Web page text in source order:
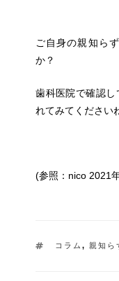
ご自身の親知ら
か？
歯科医院で確認し
れてみてください
(参照：nico 2021
タ
コラム , 親知ら